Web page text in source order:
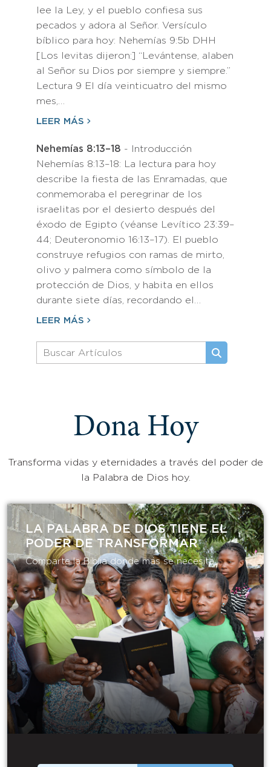
lee la Ley, y el pueblo confiesa sus
pecados y adora al Señor. Versículo
bíblico para hoy: Nehemías 9:5b DHH
[Los levitas dijeron:] “Levántense, alaben
al Señor su Dios por siempre y siempre.”
Lectura 9 El día veinticuatro del mismo
mes,…
LEER MÁS
Nehemías 8:13–18 - Introducción
Nehemías 8:13–18: La lectura para hoy
describe la fiesta de las Enramadas, que
conmemoraba el peregrinar de los
israelitas por el desierto después del
éxodo de Egipto (véanse Levítico 23:39–
44; Deuteronomio 16:13–17). El pueblo
construye refugios con ramas de mirto,
olivo y palmera como símbolo de la
protección de Dios, y habita en ellos
durante siete días, recordando el…
LEER MÁS
Dona Hoy
Transforma vidas y eternidades a través del poder de
la Palabra de Dios hoy.
LA PALABRA DE DIOS TIENE EL
PODER DE TRANSFORMAR​
Comparte la Biblia donde más se necesita.